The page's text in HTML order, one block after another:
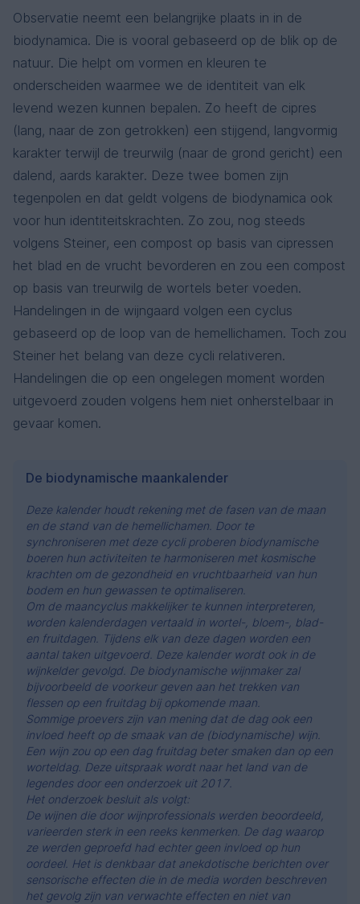
Observatie neemt een belangrijke plaats in in de
biodynamica. Die is vooral gebaseerd op de blik op de
natuur. Die helpt om vormen en kleuren te
onderscheiden waarmee we de identiteit van elk
levend wezen kunnen bepalen. Zo heeft de cipres
(lang, naar de zon getrokken) een stijgend, langvormig
karakter terwijl de treurwilg (naar de grond gericht) een
dalend, aards karakter. Deze twee bomen zijn
tegenpolen en dat geldt volgens de biodynamica ook
voor hun identiteitskrachten. Zo zou, nog steeds
volgens Steiner, een compost op basis van cipressen
het blad en de vrucht bevorderen en zou een compost
op basis van treurwilg de wortels beter voeden.
Handelingen in de wijngaard volgen een cyclus
gebaseerd op de loop van de hemellichamen. Toch zou
Steiner het belang van deze cycli relativeren.
Handelingen die op een ongelegen moment worden
uitgevoerd zouden volgens hem niet onherstelbaar in
gevaar komen.
De biodynamische maankalender
Deze kalender houdt rekening met de fasen van de maan
en de stand van de hemellichamen. Door te
synchroniseren met deze cycli proberen biodynamische
boeren hun activiteiten te harmoniseren met kosmische
krachten om de gezondheid en vruchtbaarheid van hun
bodem en hun gewassen te optimaliseren.
Om de maancyclus makkelijker te kunnen interpreteren,
worden kalenderdagen vertaald in wortel-, bloem-, blad-
en fruitdagen. Tijdens elk van deze dagen worden een
aantal taken uitgevoerd. Deze kalender wordt ook in de
wijnkelder gevolgd. De biodynamische wijnmaker zal
bijvoorbeeld de voorkeur geven aan het trekken van
flessen op een fruitdag bij opkomende maan
Sommige proevers zijn van mening dat de dag ook een
invloed heeft op de smaak van de (biodynamische) wijn.
Een wijn zou op een dag fruitdag beter smaken dan op een
worteldag. Deze uitspraak wordt naar het land van de
legendes door een onderzoek uit 2017.
Het onderzoek besluit als volgt:
De wijnen die door wijnprofessionals werden beoordeeld,
varieerden sterk in een reeks kenmerken. De dag waarop
ze werden geproefd had echter geen invloed op hun
oordeel. Het is denkbaar dat anekdotische berichten over
sensorische effecten die in de media worden beschreven
het gevolg zijn van verwachte effecten en niet van